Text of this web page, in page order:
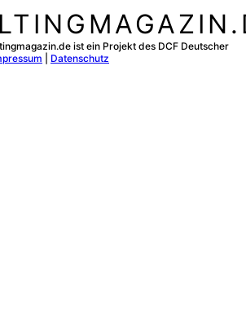
ist ein Projekt des DCF Deutscher
Datenschutz